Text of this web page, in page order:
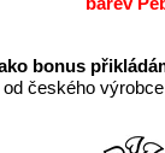
bonus
od českého